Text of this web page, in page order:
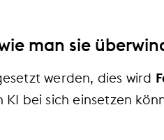
man sie
werden, dies wird
bei sich einsetzen